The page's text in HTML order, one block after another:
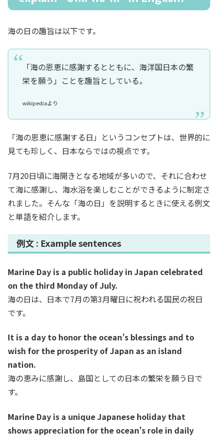
海の日の趣旨は以下です。
「海の恩恵に感謝するとともに、海洋国日本の繁
栄を願う」ことを趣旨としている。
wikipediaより
「海の恩恵に感謝する日」というコンセプトは、世界的に
見ても珍しく、日本ならではの視点です。
7月20日頃に海開きとなる地域が多いので、それに合わせ
て海に感謝し、海水浴を楽しむことができるように制定さ
れました。そんな「海の日」を説明するときに使える例文
と単語を紹介します。
例文 : Example sentences
Marine Day is a public holiday in Japan celebrated
on the third Monday of July.
海の日は、日本で7月の第3月曜日に祝われる国民の祝日
です。
It is a day to honor the ocean’s blessings and to
wish for the prosperity of Japan as an island
nation.
海の恵みに感謝し、島国としての日本の繁栄を願う日で
す。
Marine Day is a unique Japanese holiday that
shows appreciation for the ocean’s role in daily